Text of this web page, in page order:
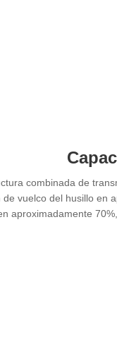
combinada de
de vuelco del husillo en
aproximadamente